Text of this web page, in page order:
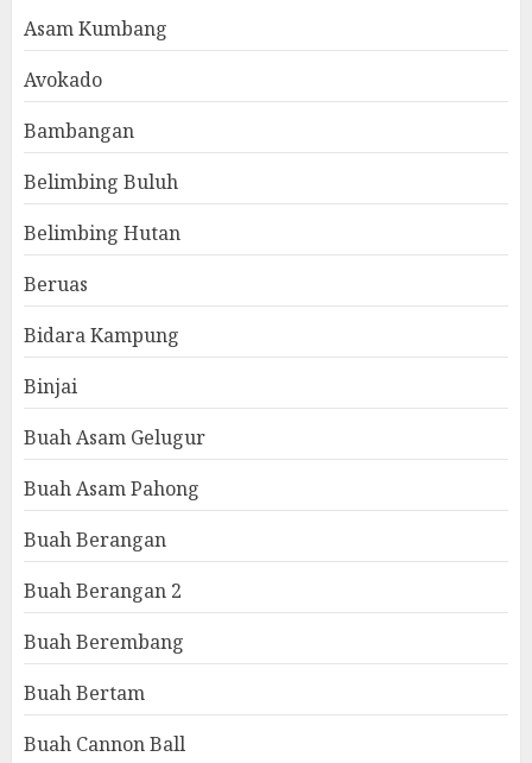
Asam Kumbang
Avokado
Bambangan
Belimbing Buluh
Belimbing Hutan
Beruas
Bidara Kampung
Binjai
Buah Asam Gelugur
Buah Asam Pahong
Buah Berangan
Buah Berangan 2
Buah Berembang
Buah Bertam
Buah Cannon Ball